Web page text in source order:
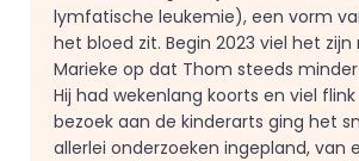
lymfatische leukemie), een vorm
het bloed zit. Begin 2023 viel het
Marieke op dat Thom steeds
Hij had wekenlang koorts en viel
bezoek aan de kinderarts ging het
allerlei onderzoeken ingepland, van